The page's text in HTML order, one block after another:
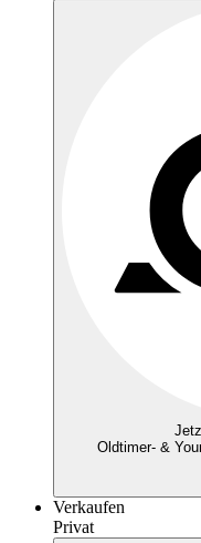
Oldtimer- &
Verkaufen
Privat